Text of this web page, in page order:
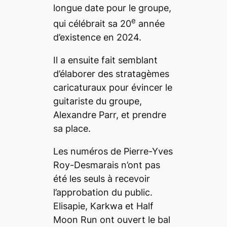
longue date pour le groupe,
qui célébrait sa 20e année
d’existence en 2024.
Il a ensuite fait semblant
d’élaborer des stratagèmes
caricaturaux pour évincer le
guitariste du groupe,
Alexandre Parr, et prendre
sa place.
Les numéros de Pierre-Yves
Roy-Desmarais n’ont pas
été les seuls à recevoir
l’approbation du public.
Elisapie, Karkwa et Half
Moon Run ont ouvert le bal